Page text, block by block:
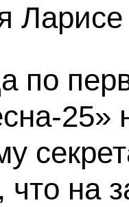
по
что на